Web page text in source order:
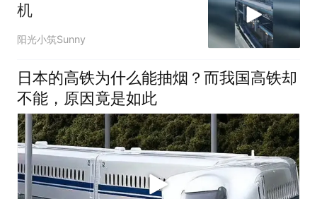
机
阳光小筑Sunny
日本的高铁为什么能抽烟？而我国高铁却
不能，原因竟是如此